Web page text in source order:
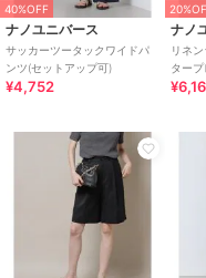
40%OFF
ナノユニバース
サッカーツータックワイドパ
ンツ(セットアップ可)
¥4,752
ナノ
リネ
ター
プ可)